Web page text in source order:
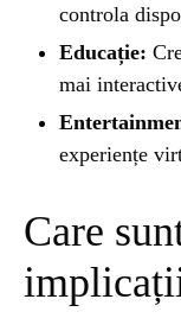
controla
Educație:
mai
experiențe
Care